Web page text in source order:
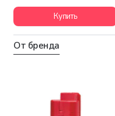
Купить
От бренда